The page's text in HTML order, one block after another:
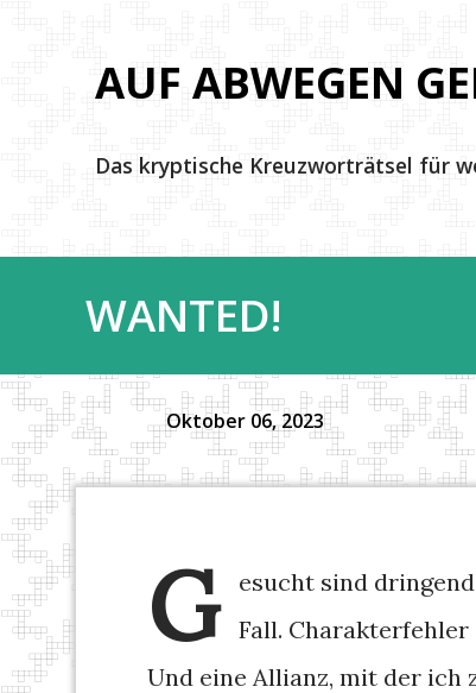
AUF ABWEGEN
Das kryptische Kreuzworträtsel für
WANTED!
Oktober 06, 2023
G
esucht sind
Fall. Charakterfehler
Und eine Allianz, mit der ich